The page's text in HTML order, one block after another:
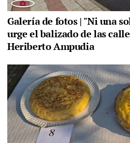
Galería de fotos | "Ni una
urge el balizado de las
Heriberto Ampudia